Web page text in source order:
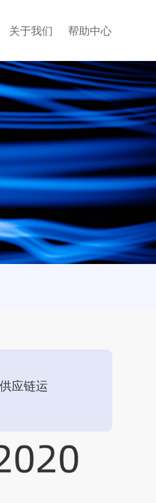
关于我们 帮助中心
应链运